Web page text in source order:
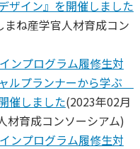
ザイン』を開催しました
まね産学官人材育成コン
ンプログラム履修生対
ルプランナーから学ぶ
催しました(2023年02月
材育成コンソーシアム)
ンプログラム履修生対